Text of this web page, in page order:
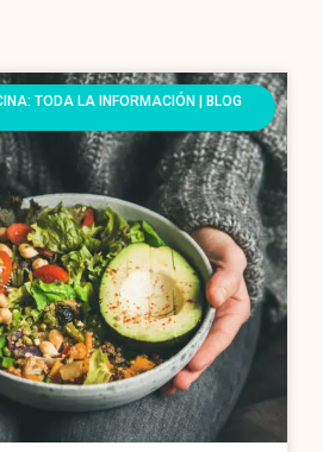
TODA LA INFORMACIÓN | BLOG